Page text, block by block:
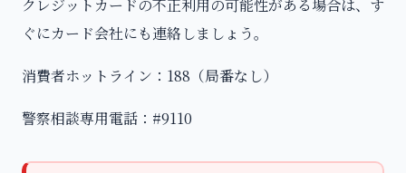
クレジットカードの不正利用の可能性がある場合は、す
ぐにカード会社にも連絡しましょう。
消費者ホットライン：188（局番なし）
警察相談専用電話：#9110